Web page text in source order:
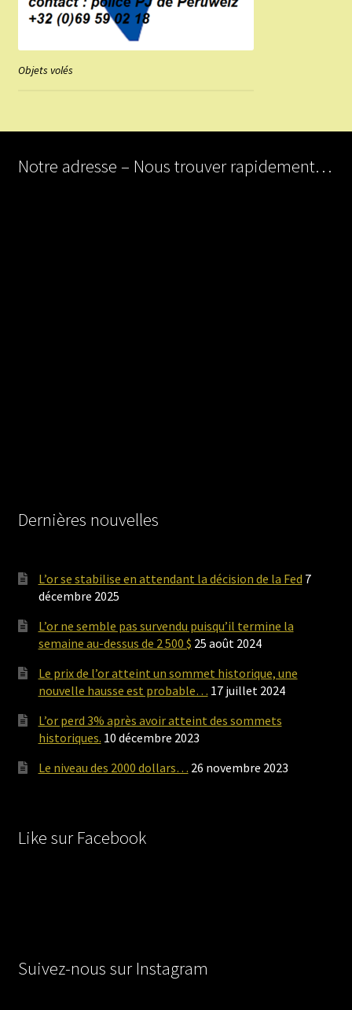
Objets volés
Notre adresse – Nous trouver rapidement…
Dernières nouvelles
L’or se stabilise en attendant la décision de la Fed 7
décembre 2025
L’or ne semble pas survendu puisqu’il termine la
semaine au-dessus de 2 500 $ 25 août 2024
Le prix de l’or atteint un sommet historique, une
nouvelle hausse est probable… 17 juillet 2024
L’or perd 3% après avoir atteint des sommets
historiques. 10 décembre 2023
Le niveau des 2000 dollars… 26 novembre 2023
Like sur Facebook
Suivez-nous sur Instagram